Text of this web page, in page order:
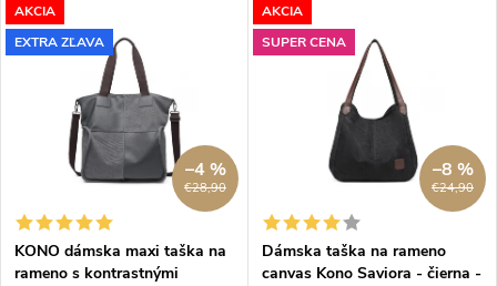
AKCIA
EXTRA ZĽAVA
€28,90
–4 %
KONO dámska maxi taška na
rameno s kontrastnými
AKCIA
SUPER CENA
€24,90
–8 %
Dámska taška na rameno
canvas Kono Saviora - čierna -